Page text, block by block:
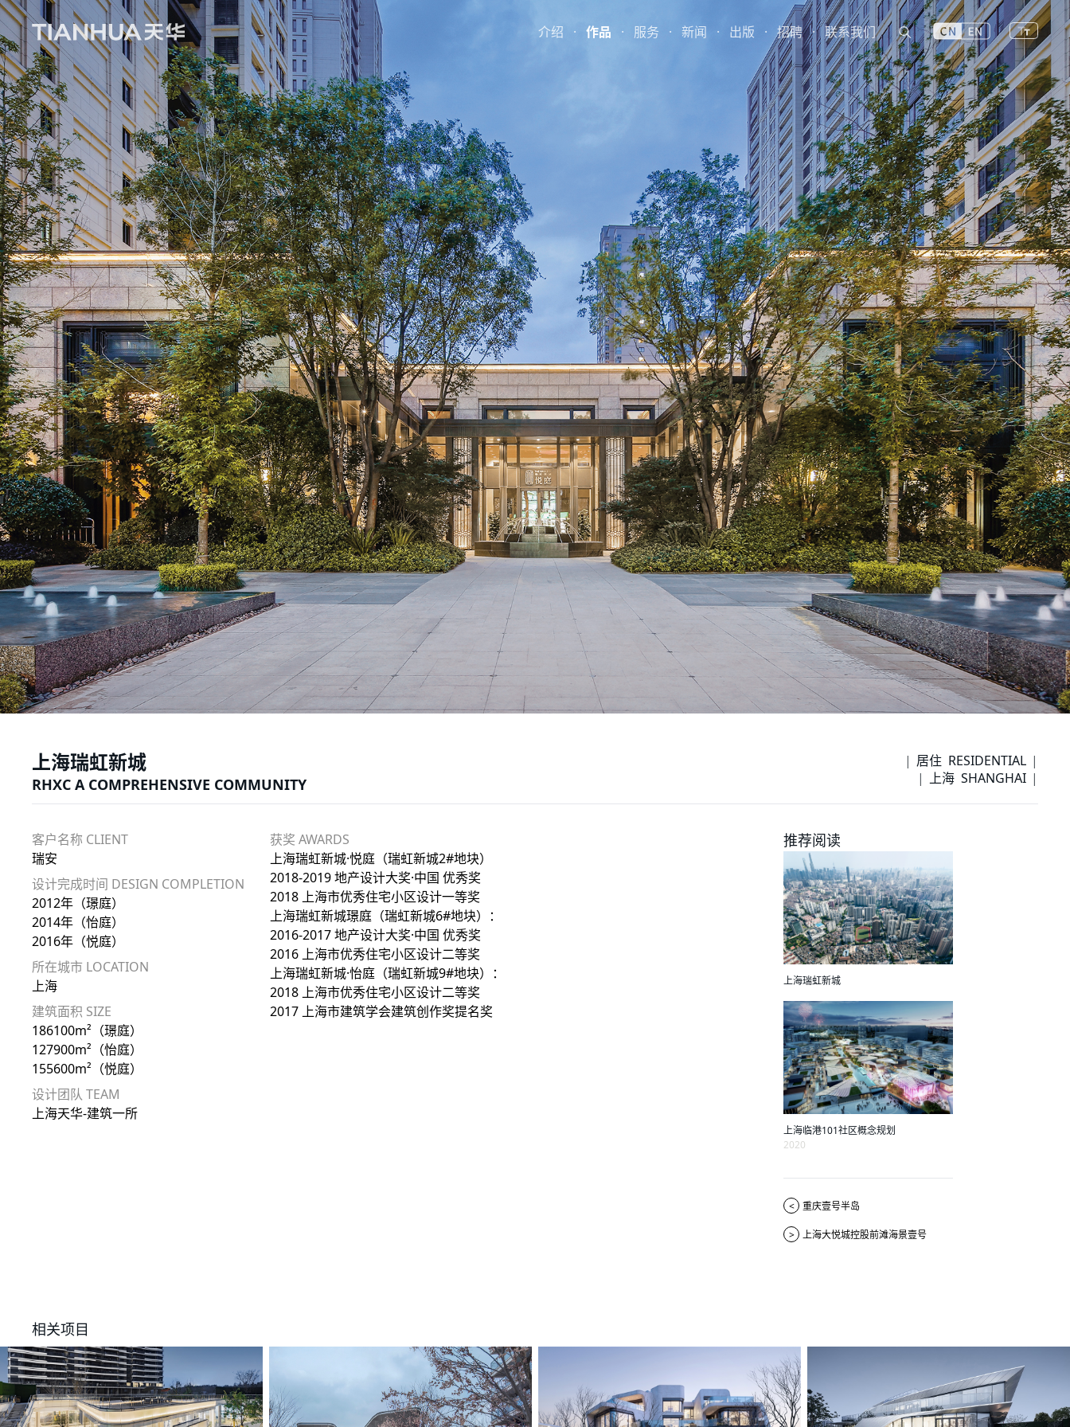
介绍 · 作品 · 服务 · 新闻 · 出版 · 招聘 · 联系我们
上海瑞虹新城
RHXC A COMPREHENSIVE COMMUNITY
居住 RESIDENTIAL
上海 SHANGHAI
客户名称 CLIENT
瑞安
设计完成时间 DESIGN COMPLETION
2012年（璟庭）
2014年（怡庭）
2016年（悦庭）
所在城市 LOCATION
上海
建筑面积 SIZE
186100m²（璟庭）
127900m²（怡庭）
155600m²（悦庭）
设计团队 TEAM
上海天华-建筑一所
获奖 AWARDS
上海瑞虹新城·悦庭（瑞虹新城2#地块）
2018-2019 地产设计大奖·中国 优秀奖
2018 上海市优秀住宅小区设计一等奖
上海瑞虹新城璟庭（瑞虹新城6#地块）：
2016-2017 地产设计大奖·中国 优秀奖
2016 上海市优秀住宅小区设计二等奖
上海瑞虹新城·怡庭（瑞虹新城9#地块）：
2018 上海市优秀住宅小区设计二等奖
2017 上海市建筑学会建筑创作奖提名奖
推荐阅读
上海瑞虹新城
上海临港101社区概念规划
2020
< 重庆壹号半岛
> 上海大悦城控股前滩海景壹号
相关项目